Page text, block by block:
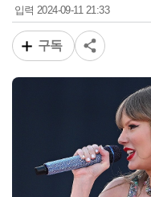
입력2024-09-11 21:33
구독